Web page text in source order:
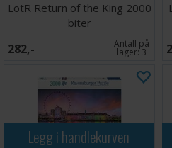
LotR Return of the King 2000
biter
282,- Antall på
lager:3
Legg i handlekurven